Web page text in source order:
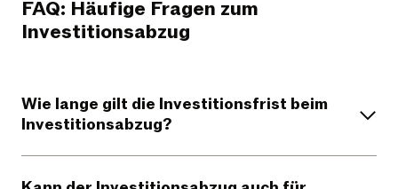
FAQ: Häufige Fragen zum
Investitionsabzug
Wie lange gilt die Investitionsfrist beim
Investitionsabzug?